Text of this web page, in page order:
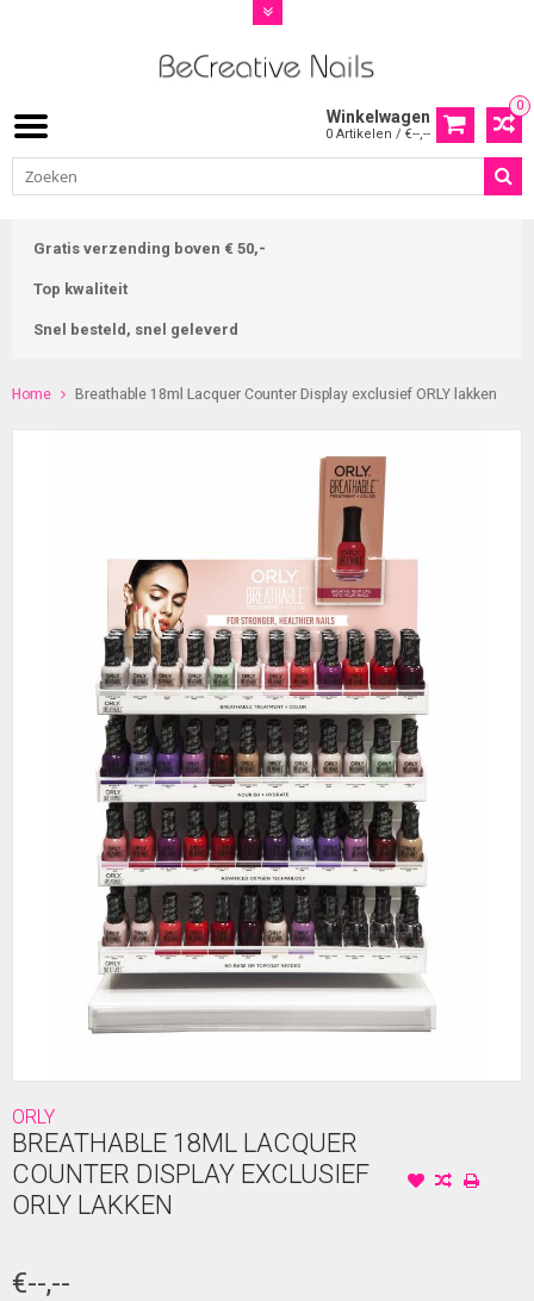
0
Winkelwagen
0 Artikelen / €--,--
Gratis verzending boven € 50,-
Top kwaliteit
Snel besteld, snel geleverd
Home Breathable 18ml Lacquer Counter Display exclusief ORLY lakken
ORLY
BREATHABLE 18ML LACQUER
COUNTER DISPLAY EXCLUSIEF
ORLY LAKKEN
€--,--